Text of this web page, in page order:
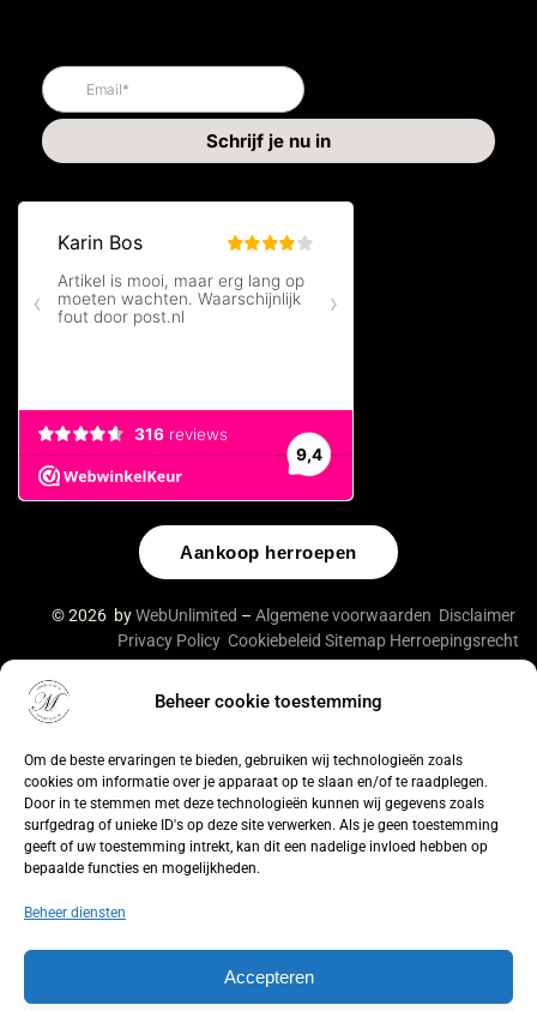
Beheer cookie toestemming
Om de beste ervaringen te bieden, gebruiken wij technologieën zoals
cookies om informatie over je apparaat op te slaan en/of te raadplegen.
Door in te stemmen met deze technologieën kunnen wij gegevens zoals
surfgedrag of unieke ID's op deze site verwerken. Als je geen toestemming
geeft of uw toestemming intrekt, kan dit een nadelige invloed hebben op
bepaalde functies en mogelijkheden.
Beheer diensten
Accepteren
Aankoop herroepen
© 2026 byWebUnlimited – Algemene voorwaarden Disclaimer
Privacy Policy Cookiebeleid Sitemap Herroepingsrecht
De waardering van lingeriebym.nl/ bij
WebwinkelKeur